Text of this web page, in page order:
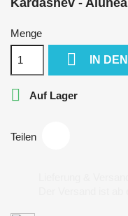
Menge
 IN
 Auf Lager
Teilen